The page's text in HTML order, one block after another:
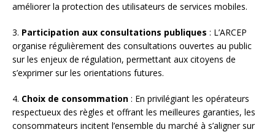
améliorer la protection des utilisateurs de services mobiles.
3. Participation aux consultations publiques : L’ARCEP
organise régulièrement des consultations ouvertes au public
sur les enjeux de régulation, permettant aux citoyens de
s’exprimer sur les orientations futures.
4. Choix de consommation : En privilégiant les opérateurs
respectueux des règles et offrant les meilleures garanties, les
consommateurs incitent l’ensemble du marché à s’aligner sur